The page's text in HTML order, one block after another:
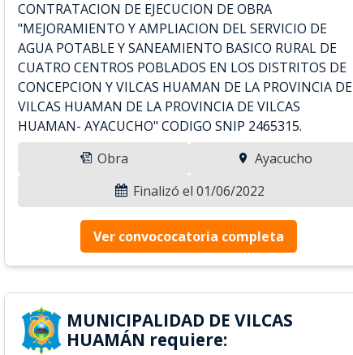
CONTRATACION DE EJECUCION DE OBRA
"MEJORAMIENTO Y AMPLIACION DEL SERVICIO DE
AGUA POTABLE Y SANEAMIENTO BASICO RURAL DE
CUATRO CENTROS POBLADOS EN LOS DISTRITOS DE
CONCEPCION Y VILCAS HUAMAN DE LA PROVINCIA DE
VILCAS HUAMAN DE LA PROVINCIA DE VILCAS
HUAMAN- AYACUCHO" CODIGO SNIP 2465315.
Obra
Ayacucho
Finalizó el 01/06/2022
Ver convococatoria completa
MUNICIPALIDAD DE VILCAS
HUAMÁN requiere: